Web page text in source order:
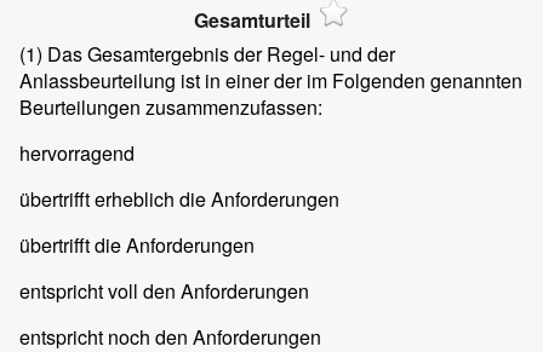
Gesamturteil
(1) Das Gesamtergebnis der Regel- und der
Anlassbeurteilung ist in einer der im Folgenden genannten
Beurteilungen zusammenzufassen:
hervorragend
übertrifft erheblich die Anforderungen
übertrifft die Anforderungen
entspricht voll den Anforderungen
entspricht noch den Anforderungen